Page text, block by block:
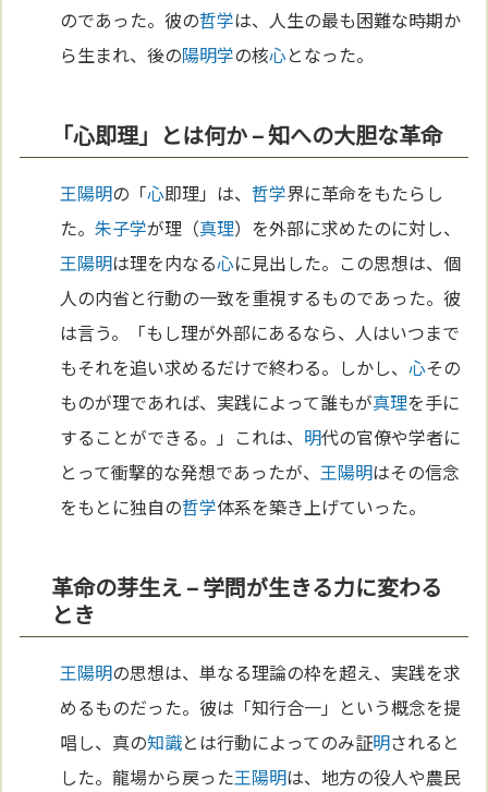
のであった。彼の哲学は、人生の最も困難な時期か
ら生まれ、後の陽明学の核心となった。
「心即理」とは何か – 知への大胆な革命
王陽明の「心即理」は、 哲学界に革命をもたらし
た。朱子学が理（真理）を外部に求めたのに対し、
王陽明は理を内なる心に見出した。この思想は、個
人の内省と行動の一致を重視するものであった。彼
は言う。「もし理が外部にあるなら、人はいつまで
もそれを追い求めるだけで終わる。しかし、心その
ものが理であれば、実践によって誰もが真理を手に
することができる。」これは、 明代の官僚や学者に
とって衝撃的な発想であったが、王陽明はその信念
をもとに独自の哲学体系を築き上げていった。
革命の芽生え – 学問が生きる力に変わる
とき
王陽明の思想は、単なる理論の枠を超え、実践を求
めるものだった。彼は「知行合一」という概念を提
唱し、真の知識とは行動によってのみ証明されると
した。龍場から戻った王陽明は、地方の役人や農民